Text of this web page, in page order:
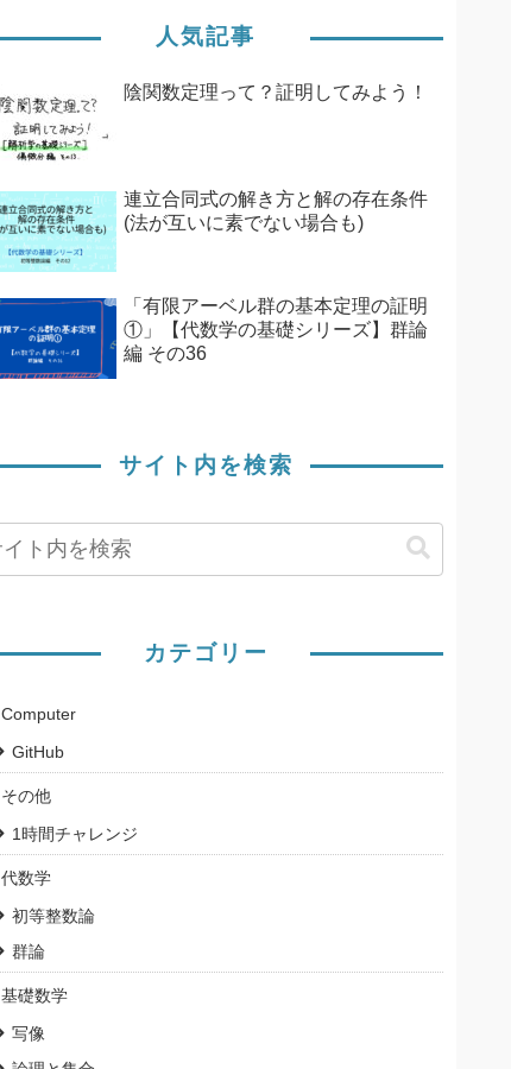
人気記事
陰関数定理って？証明してみよう！
連立合同式の解き方と解の存在条件
(法が互いに素でない場合も)
「有限アーベル群の基本定理の証明
①」【代数学の基礎シリーズ】群論
編 その36
サイト内を検索
カテゴリー
Computer
GitHub
その他
1時間チャレンジ
代数学
初等整数論
群論
基礎数学
写像